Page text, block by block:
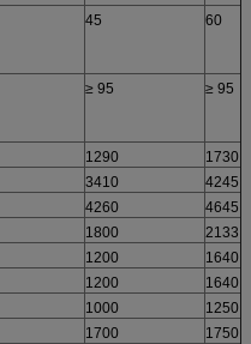
45 60
≥ 95 ≥ 95
1290
1730
3410
4245
4260
4645
1800
2133
1200
1640
1200
1640
1000
1250
1700
1750